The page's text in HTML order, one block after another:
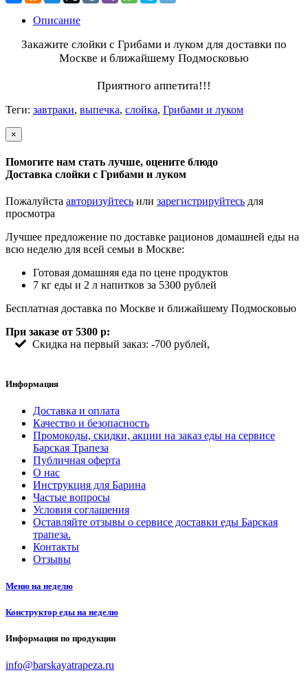
Описание
Закажите слойки с Грибами и луком для доставки по
Москве и ближайшему Подмосковью
Приятного аппетита!!!
Теги: завтраки, выпечка, слойка, Грибами и луком
×
Помогите нам стать лучше, оцените блюдо
Доставка слойки с Грибами и луком
Пожалуйста авторизуйтесь или зарегистрируйтесь для
просмотра
Лучшее предложение по доставке рационов домашней еды на
всю неделю для всей семьи в Москве:
Готовая домашняя еда по цене продуктов
7 кг еды и 2 л напитков за 5300 рублей
Бесплатная доставка по Москве и ближайшему Подмосковью
При заказе от 5300 р:
Скидка на первый заказ: -700 рублей,
Информация
Доставка и оплата
Качество и безопасность
Промокоды, скидки, акции на заказ еды на сервисе
Барская Трапеза
Публичная оферта
О нас
Инструкция для Барина
Частые вопросы
Условия соглашения
Оставляйте отзывы о сервисе доставки еды Барская
трапеза.
Контакты
Отзывы
Меню на неделю
Конструктор еды на неделю
Информация по продукции
info@barskayatrapeza.ru